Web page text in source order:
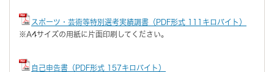
スポーツ・芸術等特別選考実績調書（PDF形式 111キロバイト）
※A4サイズの用紙に片面印刷してください。
自己申告書（PDF形式 157キロバイト）